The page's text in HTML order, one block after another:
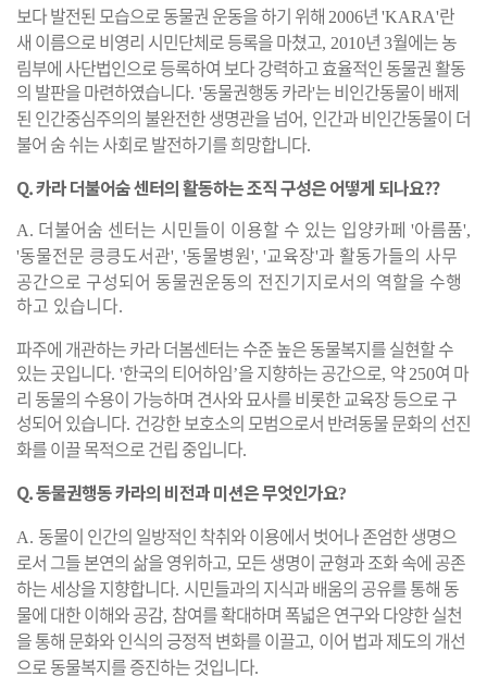
보다 발전된 모습으로 동물권 운동을 하기 위해 2006년 'KARA'란
새 이름으로 비영리 시민단체로 등록을 마쳤고, 2010년 3월에는 농
림부에 사단법인으로 등록하여 보다 강력하고 효율적인 동물권 활동
의 발판을 마련하였습니다. '동물권행동 카라'는 비인간동물이 배제
된 인간중심주의의 불완전한 생명관을 넘어, 인간과 비인간동물이 더
불어 숨 쉬는 사회로 발전하기를 희망합니다.
Q. 카라 더불어숨 센터의 활동하는 조직 구성은 어떻게 되나요??
A. 더불어숨 센터는 시민들이 이용할 수 있는 입양카페 '아름품',
'동물전문 킁킁도서관', '동물병원', '교육장'과 활동가들의 사무
공간으로 구성되어 동물권운동의 전진기지로서의 역할을 수행
하고 있습니다.
파주에 개관하는 카라 더봄센터는 수준 높은 동물복지를 실현할 수
있는 곳입니다. '한국의 티어하임’을 지향하는 공간으로, 약 250여 마
리 동물의 수용이 가능하며 견사와 묘사를 비롯한 교육장 등으로 구
성되어 있습니다. 건강한 보호소의 모범으로서 반려동물 문화의 선진
화를 이끌 목적으로 건립 중입니다.
Q. 동물권행동 카라의 비전과 미션은 무엇인가요?
A. 동물이 인간의 일방적인 착취와 이용에서 벗어나 존엄한 생명으
로서 그들 본연의 삶을 영위하고, 모든 생명이 균형과 조화 속에 공존
하는 세상을 지향합니다. 시민들과의 지식과 배움의 공유를 통해 동
물에 대한 이해와 공감, 참여를 확대하며 폭넓은 연구와 다양한 실천
을 통해 문화와 인식의 긍정적 변화를 이끌고, 이어 법과 제도의 개선
으로 동물복지를 증진하는 것입니다.